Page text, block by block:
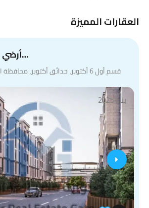
العقارات المميزة
أرضي بجاردن – 135م…
قسم أول 6 أكتوبر، حدائق أكتوبر، محافظة الجيزة 3284051
بناء 2025